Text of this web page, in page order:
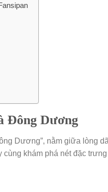
Đông Dương
Dương”, nằm giữa lòng
khám phá nét đặc